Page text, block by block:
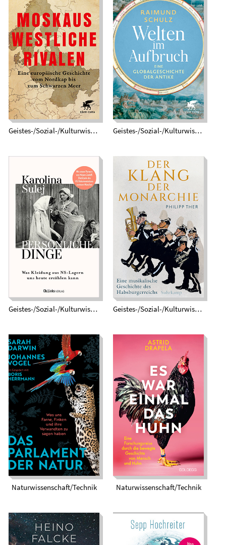
Moskaus westliche
Rivalen. Eine
europäische
Geschichte vom
Nordkap bis zum
Schwarzen Meer
Geistes-/Sozial-/Kulturwissenschaften
Welten im Aufbruch.
Eine
Globalgeschichte
der Antike
Geistes-/Sozial-/Kulturwissenschaften
Persönliche Dinge.
Was Kleidung aus
NS-Lagern uns heute
erzählen kann
Geistes-/Sozial-/Kulturwissenschaften
Der Klang der
Monarchie. Eine
musikalische
Geschichte des
Habsburgerreichs
Geistes-/Sozial-/Kulturwissenschaften
Das Parlament der
Natur. Was uns
Farne, Finken und
ihre Verwandten zu
sagen haben
Naturwissenschaft/Technik
Es war einmal das
Huhn. Eine
Forschungsreise
durch die bewegte
Geschichte von
Mensch und Huhn
Naturwissenschaft/Technik